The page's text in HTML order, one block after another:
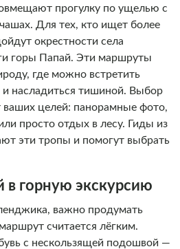
прогулку по ущелью с
Для тех, кто ищет более
окрестности села
горы Папай. Эти маршруты
где можно встретить
насладиться тишиной. Выбор
ваших целей: панорамные фото,
просто отдых в лесу. Гиды из
эти тропы и помогут выбрать
в горную экскурсию
важно продумать
считается лёгким.
с нескользящей подошвой —